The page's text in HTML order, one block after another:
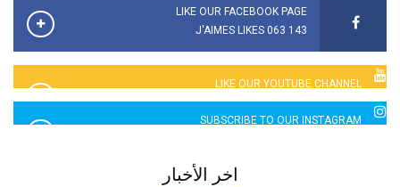
LIKE OUR FACEBOOK PAGE
143 063 J'AIMES LIKES
LIKE OUR YOUTUBE CHANNEL
2760 LIKES
SUBSCRIBE TO OUR INSTAGRAM
اخر الأخبار